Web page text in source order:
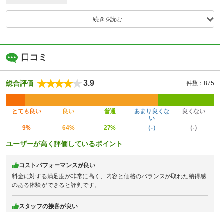
続きを読む
口コミ
総合評価 3.9 件数：875
とても良い 良い 普通
あまり良くな
い
良くない
9% 64% 27% （-） （-）
ユーザーが高く評価しているポイント
コストパフォーマンスが良い
料金に対する満足度が非常に高く、内容と価格のバランスが取れた納得感
のある体験ができると評判です。
スタッフの接客が良い